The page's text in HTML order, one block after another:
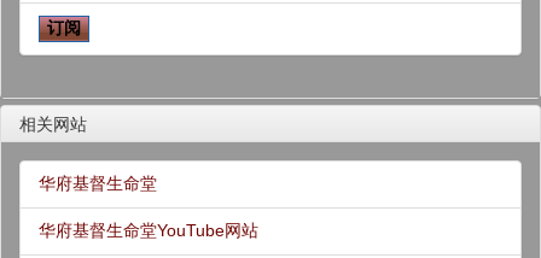
相关网站
华府基督生命堂
华府基督生命堂YouTube网站